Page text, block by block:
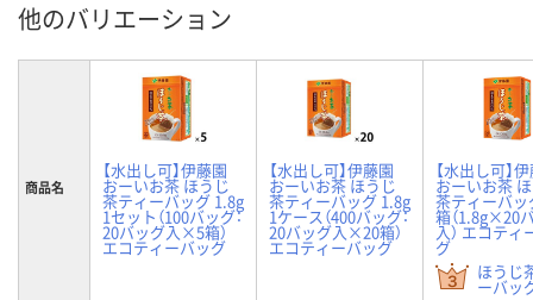
他のバリエーション
商品名
【水出し可】伊藤園
おーいお茶 ほうじ
茶ティーバッグ 1.8g
1セット（100バッグ：
20バッグ入×5箱）
エコティーバッグ
【水出し可】伊藤園
おーいお茶 ほうじ
茶ティーバッグ 1.8g
1ケース（400バッグ：
20バッグ入×20箱）
エコティーバッグ
【水出し可】
おーいお茶
茶ティーバ
箱（1.8g×20
入） エコティ
グ
ほうじ
ーバッ